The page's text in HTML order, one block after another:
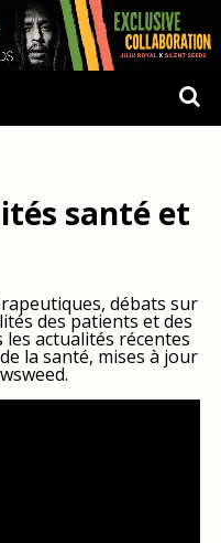
santé et
débats sur
des patients et des
actualités récentes
la santé, mises à jour